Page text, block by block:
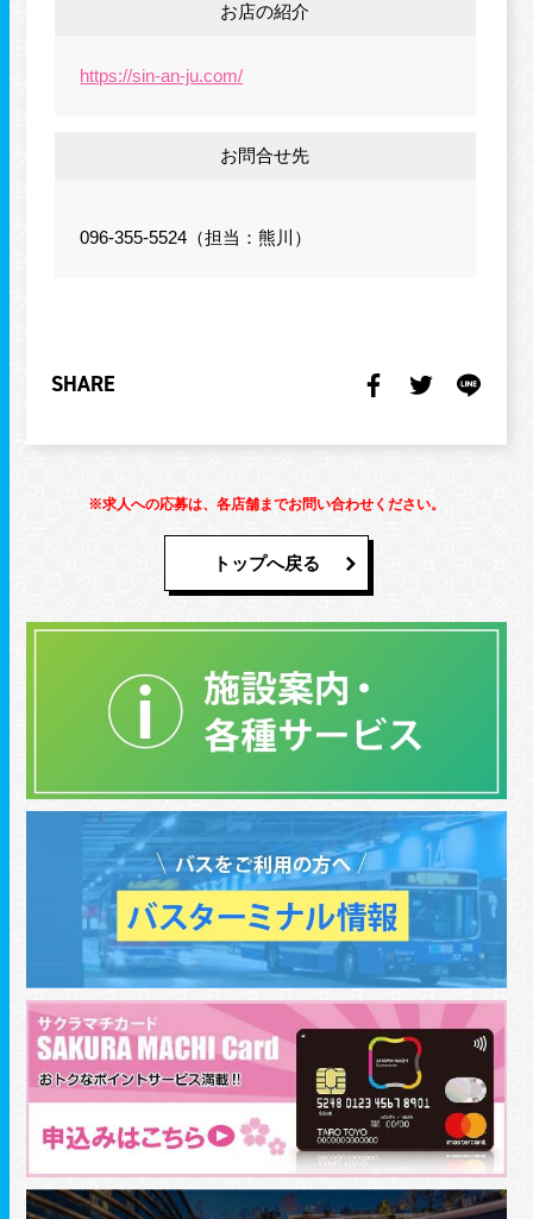
お店の紹介
https://sin-an-ju.com/
お問合せ先
096-355-5524（担当：熊川）
SHARE
※求人への応募は、各店舗までお問い合わせください。
トップへ戻る